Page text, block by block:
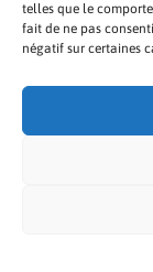
telles que le
fait de ne pas
négatif sur certaines